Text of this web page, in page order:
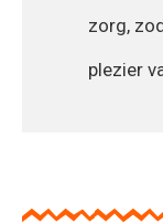
zorg,
plezier